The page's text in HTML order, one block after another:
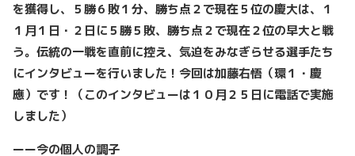
を獲得し、５勝６敗１分、勝ち点２で現在５位の慶大は、１
１月１日・２日に５勝５敗、勝ち点２で現在２位の早大と戦
う。伝統の一戦を直前に控え、気迫をみなぎらせる選手たち
にインタビューを行いました！今回は加藤右悟（環１・慶
應）です！（このインタビューは１０月２５日に電話で実施
しました）
ーー今の個人の調子